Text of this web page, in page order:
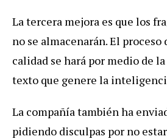
La tercera mejora es que los
no se almacenarán. El proceso
calidad se hará por medio de
texto que genere la
La compañía también ha
pidiendo disculpas por no